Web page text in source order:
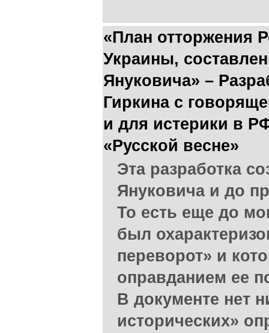
«План отторжения
Украины,
Януковича» –
Гиркина с
и для истерики в
«Русской весне»
Эта разработка
Януковича и до
То есть еще до
был
переворот» и
оправданием ее
В документе нет
исторических»